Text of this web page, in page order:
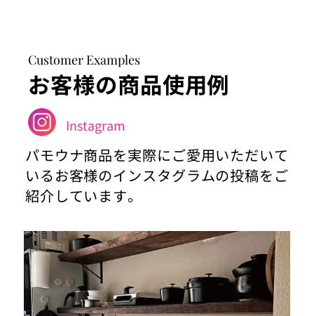
Customer Examples
お客様の商品使用例
Instagram
パモウナ商品を実際にご愛用いただいて
いるお客様のインスタグラムの投稿をご
紹介しています。